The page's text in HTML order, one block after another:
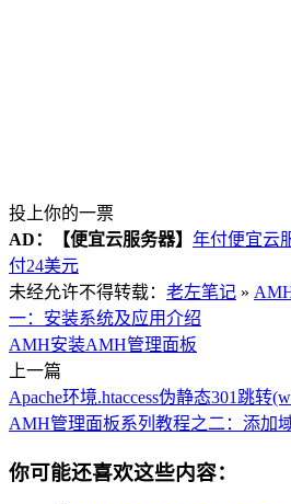
投上你的一票
AD：
【便宜云服务器】 年付便宜云
付24美元
未经允许不得转载： 老左笔记 »
一：安装系统及应用介绍
AMH安装AMH管理面板
上一篇
Apache环境.htaccess伪静态301跳转
AMH管理面板系列教程之二：添加
你可能还喜欢这些内容：